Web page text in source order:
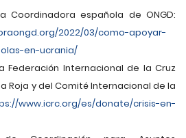
Coordinadora española de ONGD:
2022/03/como-apoyar-
en-ucrania/
Federación Internacional de la Cruz
Roja y del Comité Internacional de la
www.icrc.org/es/donate/crisis-en-